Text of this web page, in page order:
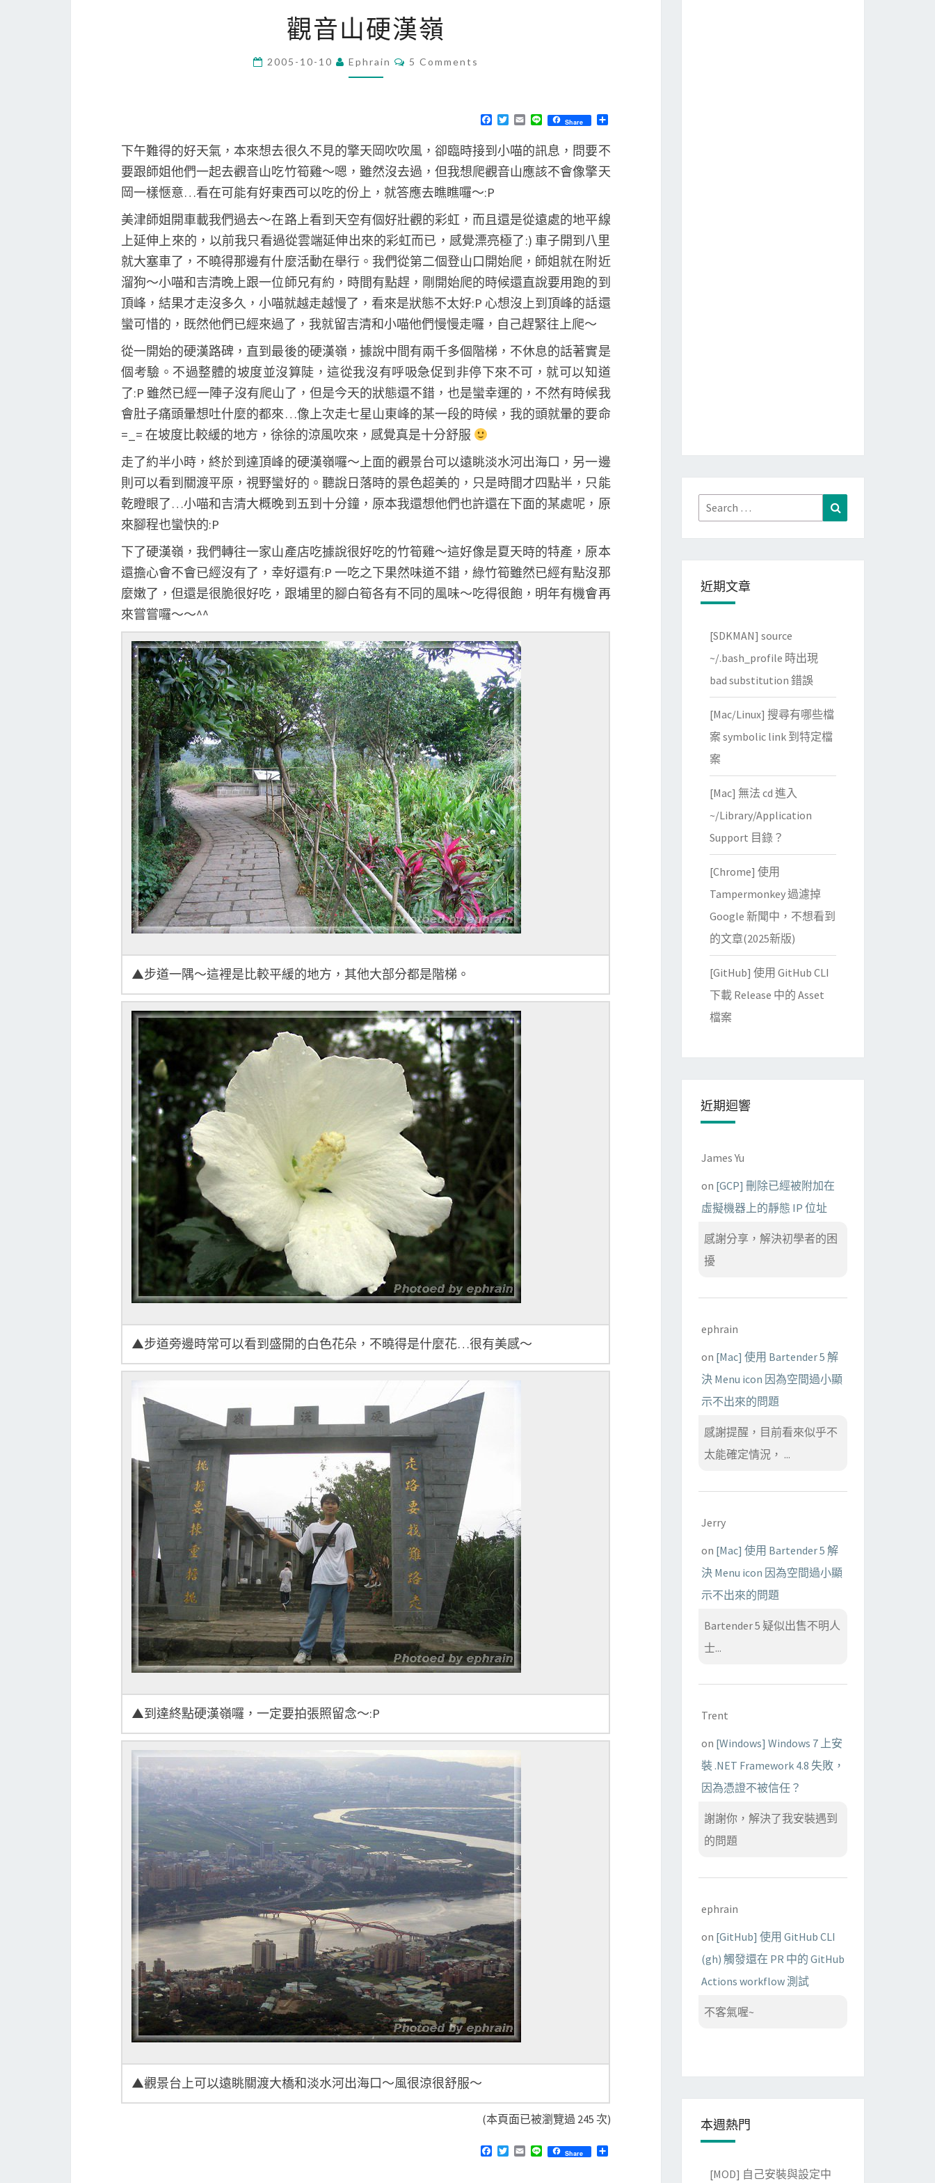
音
硬
觀音山硬漢嶺
2005-10-10 Ephrain
C
5 Comments
F
c
e
b
o
o
k
T
t
t
e
E
a
i
l
L
n
e
Share
分
下午難得的好天氣，本來想去很久不見的擎天岡吹吹風，卻臨時接到小喵的訊息，問要不
要跟師姐他們一起去觀音山吃竹筍雞～嗯，雖然沒去過，但我想爬觀音山應該不會像擎天
岡一樣愜意…看在可能有好東西可以吃的份上，就答應去瞧瞧囉～:P
美津師姐開車載我們過去～在路上看到天空有個好壯觀的彩虹，而且還是從遠處的地平線
上延伸上來的，以前我只看過從雲端延伸出來的彩虹而已，感覺漂亮極了:) 車子開到八里
就大塞車了，不曉得那邊有什麼活動在舉行。我們從第二個登山口開始爬，師姐就在附近
溜狗～小喵和吉清晚上跟一位師兄有約，時間有點趕，剛開始爬的時候還直說要用跑的到
頂峰，結果才走沒多久，小喵就越走越慢了，看來是狀態不太好:P 心想沒上到頂峰的話還
蠻可惜的，既然他們已經來過了，我就留吉清和小喵他們慢慢走囉，自己趕緊往上爬～
從一開始的硬漢路碑，直到最後的硬漢嶺，據說中間有兩千多個階梯，不休息的話著實是
個考驗。不過整體的坡度並沒算陡，這從我沒有呼吸急促到非停下來不可，就可以知道
了:P 雖然已經一陣子沒有爬山了，但是今天的狀態還不錯，也是蠻幸運的，不然有時候我
會肚子痛頭暈想吐什麼的都來…像上次走七星山東峰的某一段的時候，我的頭就暈的要命
=_= 在坡度比較緩的地方，徐徐的涼風吹來，感覺真是十分舒服
走了約半小時，終於到達頂峰的硬漢嶺囉～上面的觀景台可以遠眺淡水河出海口，另一邊
則可以看到關渡平原，視野蠻好的。聽說日落時的景色超美的，只是時間才四點半，只能
乾瞪眼了…小喵和吉清大概晚到五到十分鐘，原本我還想他們也許還在下面的某處呢，原
來腳程也蠻快的:P
下了硬漢嶺，我們轉往一家山產店吃據說很好吃的竹筍雞～這好像是夏天時的特產，原本
還擔心會不會已經沒有了，幸好還有:P 一吃之下果然味道不錯，綠竹筍雖然已經有點沒那
麼嫩了，但還是很脆很好吃，跟埔里的腳白筍各有不同的風味～吃得很飽，明年有機會再
來嘗嘗囉～～^^
▲步道一隅～這裡是比較平緩的地方，其他大部分都是階梯。
▲步道旁邊時常可以看到盛開的白色花朵，不曉得是什麼花…很有美感～
▲到達終點硬漢嶺囉，一定要拍張照留念～:P
▲觀景台上可以遠眺關渡大橋和淡水河出海口～風很涼很舒服～
(本頁面已被瀏覽過 245 次)
F
T
E
L
Share
分
Search
for:
近期文章
[SDKMAN] source
~/.bash_profile 時出現
bad substitution 錯誤
[Mac/Linux] 搜尋有哪些檔
案 symbolic link 到特定檔
案
[Mac] 無法 cd 進入
~/Library/Application
Support 目錄？
[Chrome] 使用
Tampermonkey 過濾掉
Google 新聞中，不想看到
的文章(2025新版)
[GitHub] 使用 GitHub CLI
下載 Release 中的 Asset
檔案
近期迴響
James Yu
on [GCP] 刪除已經被附加在
虛擬機器上的靜態 IP 位址
感謝分享，解決初學者的困
擾
ephrain
on [Mac] 使用 Bartender 5 解
決 Menu icon 因為空間過小顯
示不出來的問題
感謝提醒，目前看來似乎不
太能確定情況， ...
Jerry
on [Mac] 使用 Bartender 5 解
決 Menu icon 因為空間過小顯
示不出來的問題
Bartender 5 疑似出售不明人
士...
Trent
on [Windows] Windows 7 上安
裝 .NET Framework 4.8 失敗，
因為憑證不被信任？
謝謝你，解決了我安裝遇到
的問題
ephrain
on [GitHub] 使用 GitHub CLI
(gh) 觸發還在 PR 中的 GitHub
Actions workflow 測試
不客氣喔~
本週熱門
[MOD] 自己安裝與設定中